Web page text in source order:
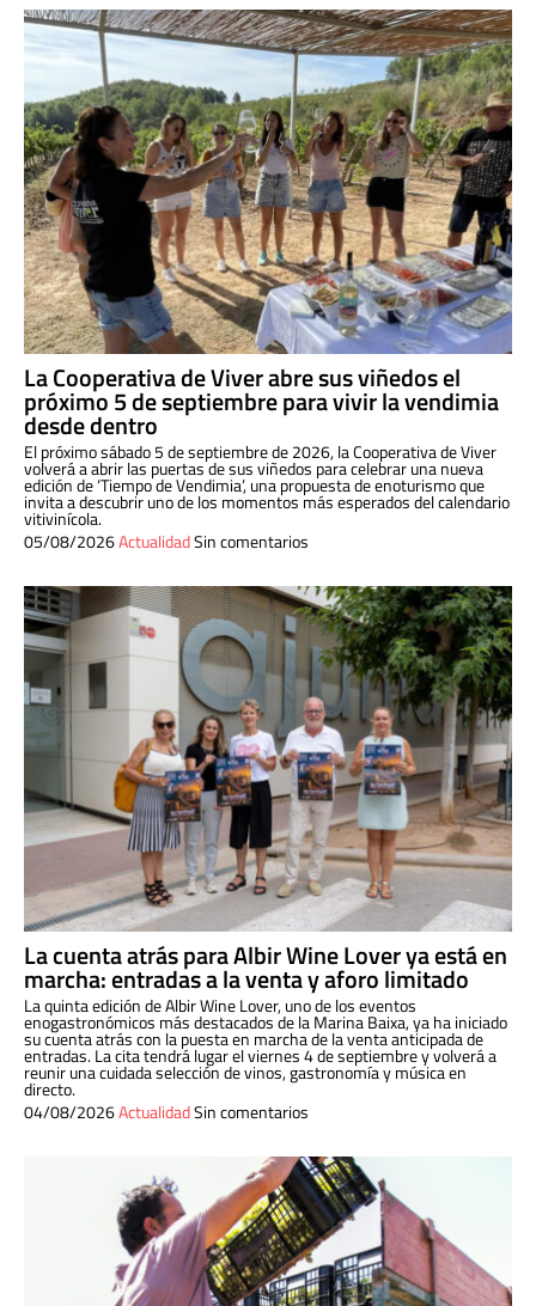
La Cooperativa de Viver abre sus viñedos el
próximo 5 de septiembre para vivir la vendimia
desde dentro
El próximo sábado 5 de septiembre de 2026, la Cooperativa de Viver
volverá a abrir las puertas de sus viñedos para celebrar una nueva
edición de ‘Tiempo de Vendimia’, una propuesta de enoturismo que
invita a descubrir uno de los momentos más esperados del calendario
vitivinícola.
05/08/2026ActualidadSin comentarios
La cuenta atrás para Albir Wine Lover ya está en
marcha: entradas a la venta y aforo limitado
La quinta edición de Albir Wine Lover, uno de los eventos
enogastronómicos más destacados de la Marina Baixa, ya ha iniciado
su cuenta atrás con la puesta en marcha de la venta anticipada de
entradas. La cita tendrá lugar el viernes 4 de septiembre y volverá a
reunir una cuidada selección de vinos, gastronomía y música en
directo.
04/08/2026ActualidadSin comentarios